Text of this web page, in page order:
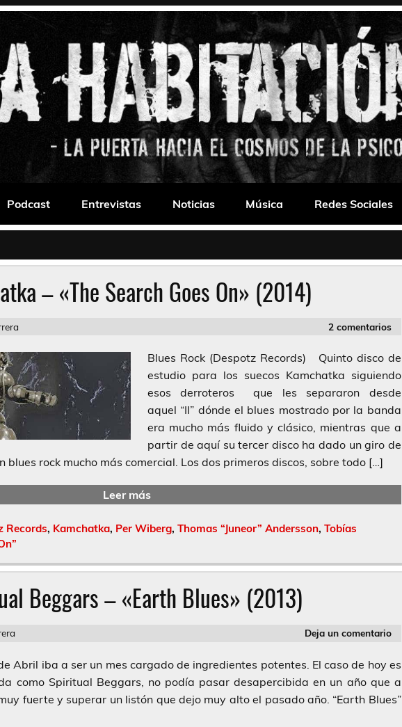
Podcast Entrevistas Noticias Música Redes Sociales
– «The Search Goes On» (2014)
2 comentarios
Blues Rock (Despotz Records) Quinto disco de
estudio para los suecos Kamchatka siguiendo
esos derroteros que les separaron desde
aquel “II” dónde el blues mostrado por la banda
era mucho más fluido y clásico, mientras que a
partir de aquí su tercer disco ha dado un giro de
blues rock mucho más comercial. Los dos primeros discos, sobre todo […]
Leer más
Records, Kamchatka, Per Wiberg, Thomas “Juneor” Andersson, Tobías
Beggars – «Earth Blues» (2013)
Deja un comentario
Abril iba a ser un mes cargado de ingredientes potentes. El caso de hoy es
como Spiritual Beggars, no podía pasar desapercibida en un año que a
fuerte y superar un listón que dejo muy alto el pasado año. “Earth Blues”